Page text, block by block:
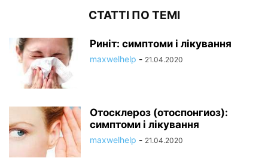
СТАТТІ ПО ТЕМІ
Риніт: симптоми і лікування
maxwelhelp - 21.04.2020
Отосклероз (отоспонгиоз):
симптоми і лікування
maxwelhelp - 21.04.2020